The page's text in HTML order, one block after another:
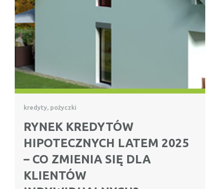
kredyty, pożyczki
RYNEK KREDYTÓW
HIPOTECZNYCH LATEM 2025
– CO ZMIENIA SIĘ DLA
KLIENTÓW